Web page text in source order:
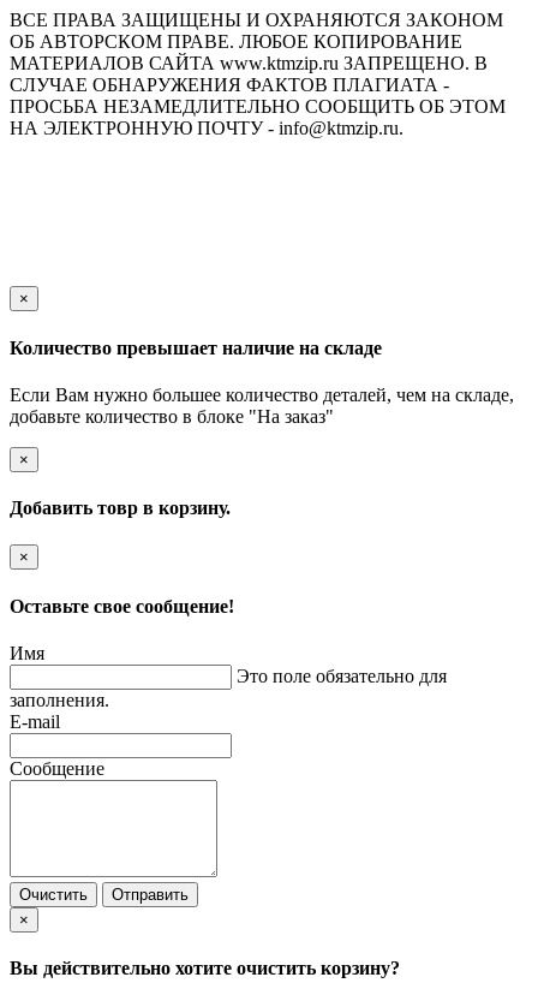
ВСЕ ПРАВА ЗАЩИЩЕНЫ И ОХРАНЯЮТСЯ ЗАКОНОМ
ОБ АВТОРСКОМ ПРАВЕ. ЛЮБОЕ КОПИРОВАНИЕ
МАТЕРИАЛОВ САЙТА www.ktmzip.ru ЗАПРЕЩЕНО. В
СЛУЧАЕ ОБНАРУЖЕНИЯ ФАКТОВ ПЛАГИАТА -
ПРОСЬБА НЕЗАМЕДЛИТЕЛЬНО СООБЩИТЬ ОБ ЭТОМ
НА ЭЛЕКТРОННУЮ ПОЧТУ - info@ktmzip.ru.
×
Количество превышает наличие на складе
Если Вам нужно большее количество деталей, чем на складе,
добавьте количество в блоке "На заказ"
×
Добавить товр в корзину.
×
Оставьте свое сообщение!
Имя
Это поле обязательно для
заполнения.
E-mail
Сообщение
Очистить
Отправить
×
Вы действительно хотите очистить корзину?